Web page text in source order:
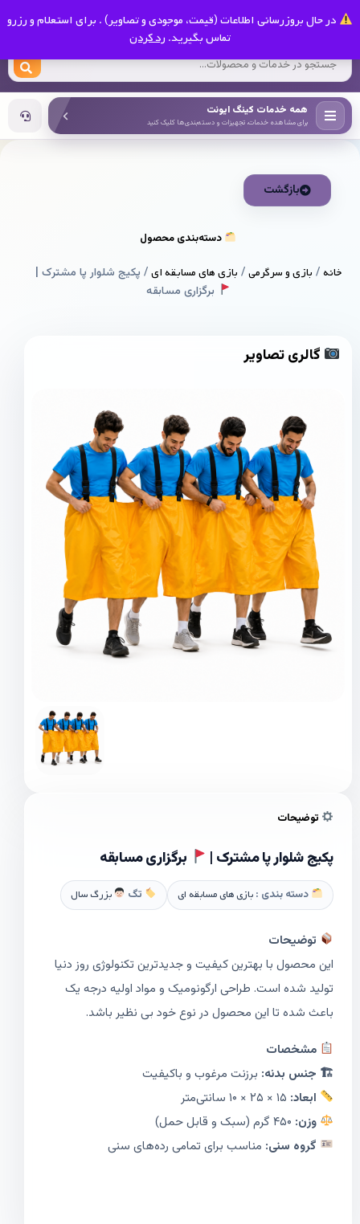
در حال بروزرسانی اطلاعات (قیمت، موجودی و تصاویر) . برای استعلام و رزرو
تماس بگیرید. رد کردن
کینگ ایونت
همه خدمات کینگ ایونت
برای مشاهده خدمات، تجهیزات و دسته‌بندی‌ها کلیک کنید
بازگشت
دسته‌بندی محصول
خانه/ بازی و سرگرمی/ بازی های مسابقه ای/ پکیج شلوار پا مشترک |
برگزاری مسابقه
گالری تصاویر
توضیحات
پکیج شلوار پا مشترک | برگزاری مسابقه
دسته بندی : بازی های مسابقه ای تگ بزرگ سال
توضیحات
این محصول با بهترین کیفیت و جدیدترین تکنولوژی روز دنیا
تولید شده است. طراحی ارگونومیک و مواد اولیه درجه یک
باعث شده تا این محصول در نوع خود بی نظیر باشد.
مشخصات
🏗 جنس بدنه: برزنت مرغوب و باکیفیت
ابعاد:
وزن:
گروه سنی: مناسب برای تمامی رده‌های سنی